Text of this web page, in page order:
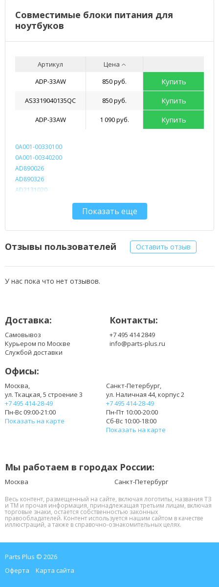
Совместимые блоки питания для
ноутбуков
Артикул
Цена
ADP-33AW
850 руб. Купить
AS3319040135QC 850 руб. Купить
ADP-33AW 1 090 руб. Купить
0A001-00330100
0A001-00340200
AD890026
AD890326
AD2131020
ADP-33AW C
ADP-33AW O
AS3319040135QC
Показать еще
Отзывы пользователей Оставить отзыв
У нас пока что нет отзывов.
Доставка:
Самовывоз
Курьером по Москве
Службой доставки
Контакты:
+7 495 414 2849
info@parts-plus.ru
Офисы:
Москва,
ул. Ткацкая, 5 строение 3
+7 495 414-28-49
Пн-Вс 09:00-21:00
Показать на карте
Санкт-Петербург,
ул. Наличная 44, корпус 2
+7 495 414-28-49
Пн-Пт 10:00-20:00
Сб-Вс 10:00-18:00
Показать на карте
Мы работаем в городах России:
Москва Санкт-Петербург
Весь контент, размещенный на сайте, включая логотипы, названия ТЗ
и ТМ и прочая информация, принадлежащая третьим лицам, включая
торговые знаки, остается собственностью законных
правообладателей. Контент используется нашим сайтом в качестве
иллюстраций, а также в справочно-ознакомительных целях.
Parts Plus © 2026
Оферта
Карта сайта